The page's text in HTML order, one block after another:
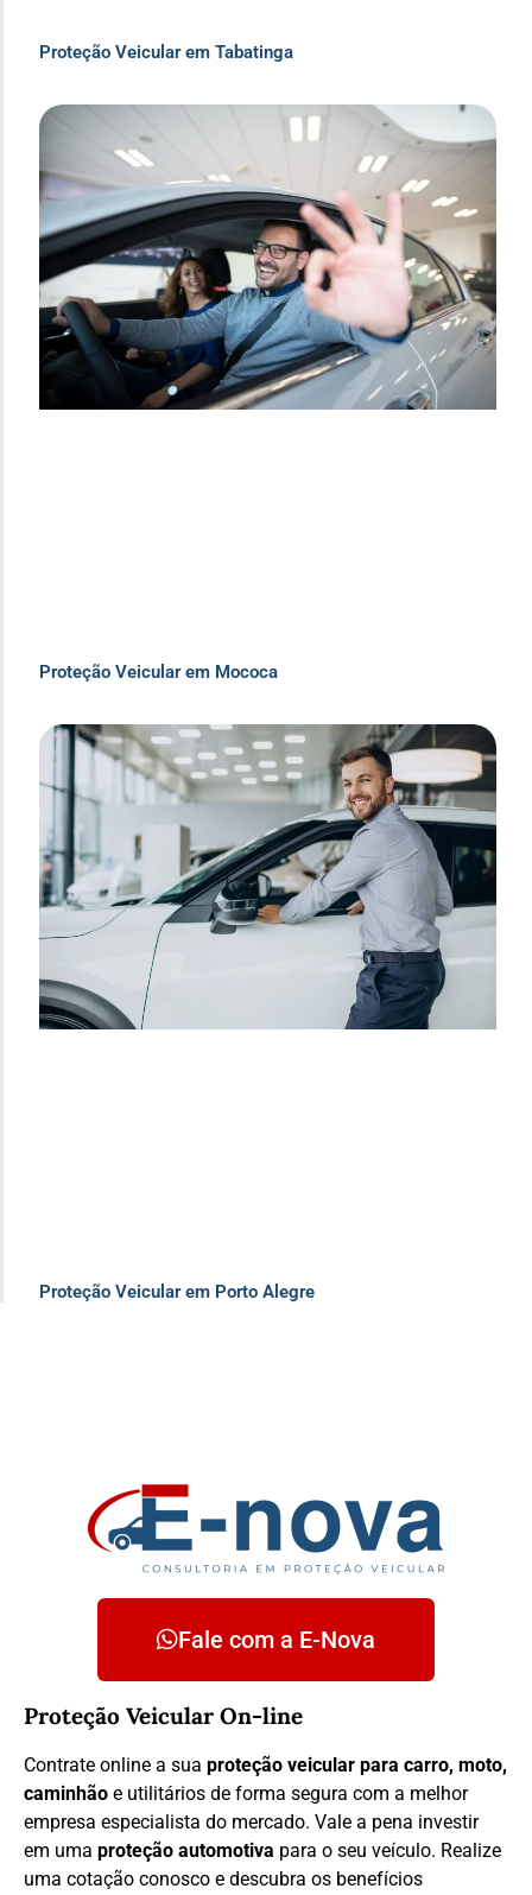
Proteção Veicular em Tabatinga
Proteção Veicular em Mococa
Proteção Veicular em Porto Alegre
Fale com a E-Nova
Proteção Veicular On-line
Contrate online a sua proteção veicular para carro, moto,
caminhão e utilitários de forma segura com a melhor
empresa especialista do mercado. Vale a pena investir
em uma proteção automotiva para o seu veículo. Realize
uma cotação conosco e descubra os benefícios